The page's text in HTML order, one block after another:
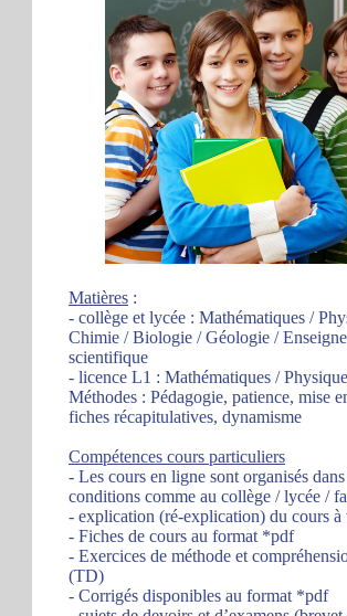
Matières :
- collège et lycée : Mathématiques /
Chimie / Biologie / Géologie /
scientifique
- licence L1 : Mathématiques /
Méthodes : Pédagogie, patience, mise
fiches récapitulatives, dynamisme
Compétences cours particuliers
- Les cours en ligne sont organisés
conditions comme au collège / lycée /
- explication (ré-explication) du cours à
- Fiches de cours au format *pdf
- Exercices de méthode et
(TD)
- Corrigés disponibles au format *pdf